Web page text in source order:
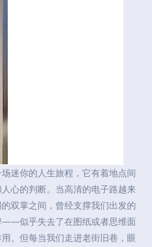
迷你的人生旅程，它有着地点间
心的判断。当高清的电子路越来
双掌之间，曾经支撑我们出发的
似乎失去了在图纸或者思维面
。但每当我们走进老街旧巷，眼